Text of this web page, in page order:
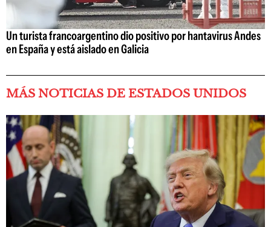
Un turista francoargentino dio positivo por hantavirus Andes
en España y está aislado en Galicia
MÁS NOTICIAS DE ESTADOS UNIDOS